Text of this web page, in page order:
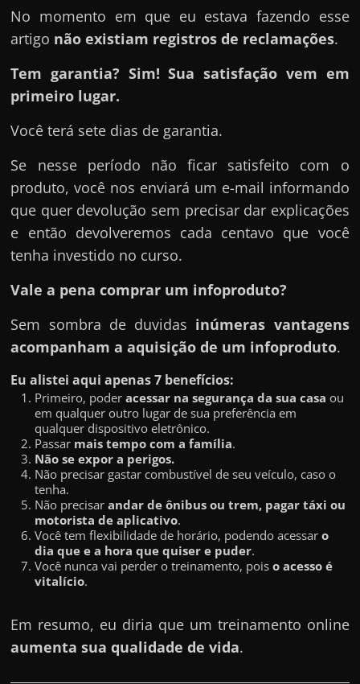
No momento em que eu estava fazendo esse
artigo não existiam registros de reclamações.
Tem garantia? Sim! Sua satisfação vem em
primeiro lugar.
Você terá sete dias de garantia.
Se nesse período não ficar satisfeito com o
produto, você nos enviará um e-mail informando
que quer devolução sem precisar dar explicações
e então devolveremos cada centavo que você
tenha investido no curso.
Vale a pena comprar um infoproduto?
Sem sombra de duvidas inúmeras vantagens
acompanham a aquisição de um infoproduto.
Eu alistei aqui apenas 7 benefícios:
Primeiro, poderacessar na segurança da sua casa ou
em qualquer outro lugar de sua preferência em
qualquer dispositivo eletrônico.
Passar mais tempo com a família.
Não se expor a perigos.
Não precisar gastar combustível de seu veículo, caso o
tenha.
Não precisarandar de ônibus ou trem, pagar táxi ou
motorista de aplicativo.
Você tem flexibilidade de horário, podendo acessaro
dia que e a hora que quiser e puder.
Você nunca vai perder o treinamento, poiso acesso é
vitalício.
Em resumo, eu diria que um treinamento online
aumenta sua qualidade de vida.